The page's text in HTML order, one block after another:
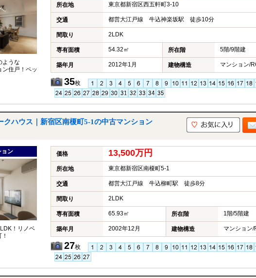
ような
住戸！ペッ
所在地 東京都新宿区西五軒町3-10
交通 都営大江戸線 牛込神楽坂駅 徒歩10分
間取り 2LDK
専有面積 54.32㎡ 所在階 5階/9階建
築年月 2012年1月 建物構造 マンション/
35枚
クハウス｜新宿区南榎町5-1の中古マンション
ョン
！リノベ
価格 13,500万円
所在地 東京都新宿区南榎町5-1
交通 都営大江戸線 牛込柳町駅 徒歩8分
間取り 2LDK
専有面積 65.93㎡ 所在階 1階/5階建
築年月 2002年12月 建物構造 マンション/
27枚